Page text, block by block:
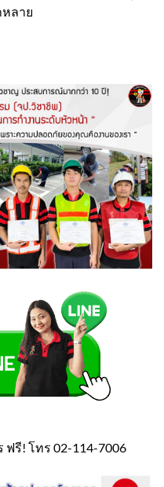
ลาย
รี! โทร 02-114-7006